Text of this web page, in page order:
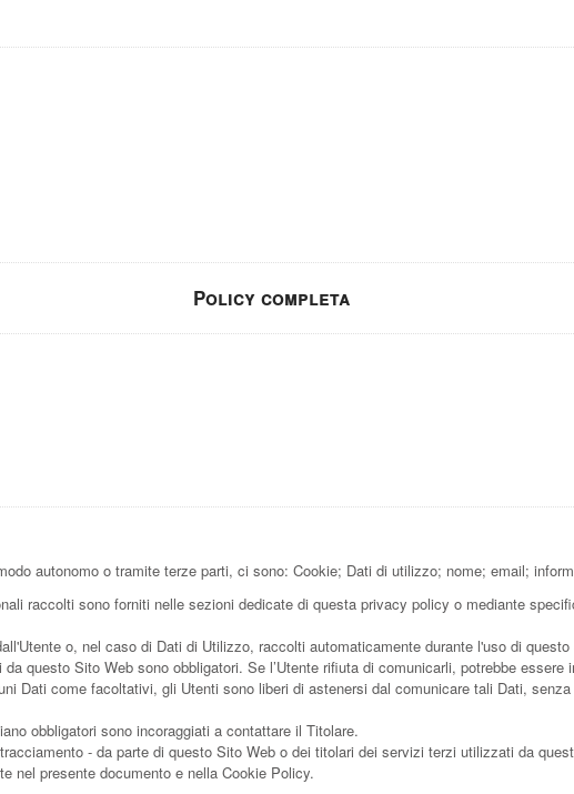
Policy completa
autonomo o tramite terze parti, ci sono: Cookie; Dati di utilizzo; nome; email;
raccolti sono forniti nelle sezioni dedicate di questa privacy policy o mediante
o, nel caso di Dati di Utilizzo, raccolti automaticamente durante l'uso di questo
questo Sito Web sono obbligatori. Se l’Utente rifiuta di comunicarli, potrebbe essere
Dati come facoltativi, gli Utenti sono liberi di astenersi dal comunicare tali Dati,
obbligatori sono incoraggiati a contattare il Titolare.
- da parte di questo Sito Web o dei titolari dei servizi terzi utilizzati da
nel presente documento e nella Cookie Policy.